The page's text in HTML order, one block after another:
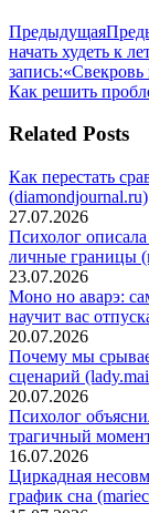
Предыдущая
начать худеть к
запись:«Свекровь
Как решить
Related Posts
Как перестать
(diamondjournal.ru)
27.07.2026
Психолог
личные границы
23.07.2026
Моно но аварэ:
научит вас
20.07.2026
Почему мы
сценарий
20.07.2026
Психолог
трагичный
16.07.2026
Циркадная
график сна